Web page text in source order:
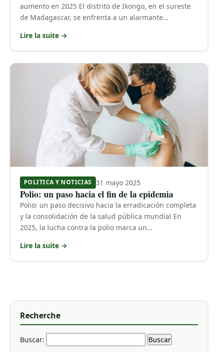
aumento en 2025 El distrito de Ikongo, en el sureste
de Madagascar, se enfrenta a un alarmante…
Lire la suite →
POLITICA Y NOTICIAS 31 mayo 2025
Polio: un paso hacia el fin de la epidemia
Polio: un paso decisivo hacia la erradicación completa
y la consolidación de la salud pública mundial En
2025, la lucha contra la polio marca un…
Lire la suite →
Recherche
Buscar: